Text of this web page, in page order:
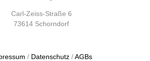
Carl-Zeiss-Straße 6
73614 Schorndorf
/ Datenschutz /AGBs